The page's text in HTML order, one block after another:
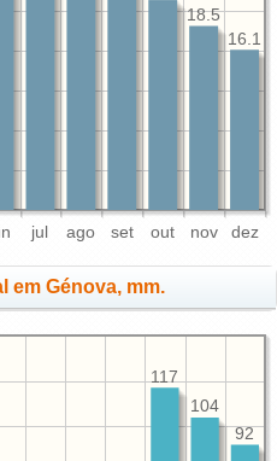
jul ago set out nov dez
16.1
18.5
em Génova, mm.
92
104
117